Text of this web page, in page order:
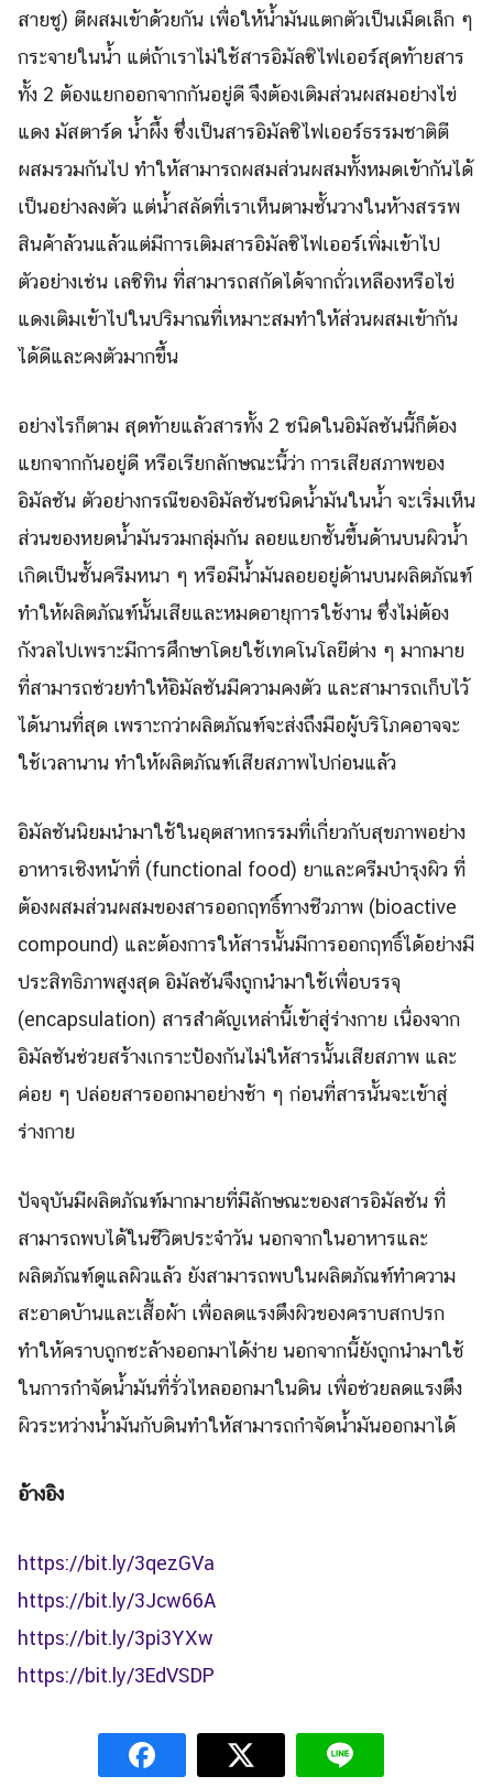
for:
Search
สายชู) ตีผสมเข้าด้วยกัน เพื่อให้น้ำมันแตกตัวเป็นเม็ดเล็ก ๆ
กระจายในน้ำ แต่ถ้าเราไม่ใช้สารอิมัลซิไฟเออร์สุดท้ายสาร
ทั้ง 2 ต้องแยกออกจากกันอยู่ดี จึงต้องเติมส่วนผสมอย่างไข่
แดง มัสตาร์ด น้ำผึ้ง ซึ่งเป็นสารอิมัลซิไฟเออร์ธรรมชาติตี
ผสมรวมกันไป ทำให้สามารถผสมส่วนผสมทั้งหมดเข้ากันได้
เป็นอย่างลงตัว แต่น้ำสลัดที่เราเห็นตามชั้นวางในห้างสรรพ
สินค้าล้วนแล้วแต่มีการเติมสารอิมัลซิไฟเออร์เพิ่มเข้าไป
ตัวอย่างเช่น เลซิทิน ที่สามารถสกัดได้จากถั่วเหลืองหรือไข่
แดงเติมเข้าไปในปริมาณที่เหมาะสมทำให้ส่วนผสมเข้ากัน
ได้ดีและคงตัวมากขึ้น
อย่างไรก็ตาม สุดท้ายแล้วสารทั้ง 2 ชนิดในอิมัลชันนี้ก็ต้อง
แยกจากกันอยู่ดี หรือเรียกลักษณะนี้ว่า การเสียสภาพของ
อิมัลชัน ตัวอย่างกรณีของอิมัลชันชนิดน้ำมันในน้ำ จะเริ่มเห็น
ส่วนของหยดน้ำมันรวมกลุ่มกัน ลอยแยกชั้นขึ้นด้านบนผิวน้ำ
เกิดเป็นชั้นครีมหนา ๆ หรือมีน้ำมันลอยอยู่ด้านบนผลิตภัณฑ์
ทำให้ผลิตภัณฑ์นั้นเสียและหมดอายุการใช้งาน ซึ่งไม่ต้อง
กังวลไปเพราะมีการศึกษาโดยใช้เทคโนโลยีต่าง ๆ มากมาย
ที่สามารถช่วยทำให้อิมัลชันมีความคงตัว และสามารถเก็บไว้
ได้นานที่สุด เพราะกว่าผลิตภัณฑ์จะส่งถึงมือผู้บริโภคอาจจะ
ใช้เวลานาน ทำให้ผลิตภัณฑ์เสียสภาพไปก่อนแล้ว
อิมัลชันนิยมนำมาใช้ในอุตสาหกรรมที่เกี่ยวกับสุขภาพอย่าง
อาหารเชิงหน้าที่ (functional food) ยาและครีมบำรุงผิว ที่
ต้องผสมส่วนผสมของสารออกฤทธิ์ทางชีวภาพ (bioactive
compound) และต้องการให้สารนั้นมีการออกฤทธิ์ได้อย่างมี
ประสิทธิภาพสูงสุด อิมัลชันจึงถูกนำมาใช้เพื่อบรรจุ
(encapsulation) สารสำคัญเหล่านี้เข้าสู่ร่างกาย เนื่องจาก
อิมัลชันช่วยสร้างเกราะป้องกันไม่ให้สารนั้นเสียสภาพ และ
ค่อย ๆ ปล่อยสารออกมาอย่างช้า ๆ ก่อนที่สารนั้นจะเข้าสู่
ร่างกาย
ปัจจุบันมีผลิตภัณฑ์มากมายที่มีลักษณะของสารอิมัลชัน ที่
สามารถพบได้ในชีวิตประจำวัน นอกจากในอาหารและ
ผลิตภัณฑ์ดูแลผิวแล้ว ยังสามารถพบในผลิตภัณฑ์ทำความ
สะอาดบ้านและเสื้อผ้า เพื่อลดแรงตึงผิวของคราบสกปรก
ทำให้คราบถูกชะล้างออกมาได้ง่าย นอกจากนี้ยังถูกนำมาใช้
ในการกำจัดน้ำมันที่รั่วไหลออกมาในดิน เพื่อช่วยลดแรงตึง
ผิวระหว่างน้ำมันกับดินทำให้สามารถกำจัดน้ำมันออกมาได้
อ้างอิง
https://bit.ly/3qezGVa
https://bit.ly/3Jcw66A
https://bit.ly/3pi3YXw
https://bit.ly/3EdVSDP